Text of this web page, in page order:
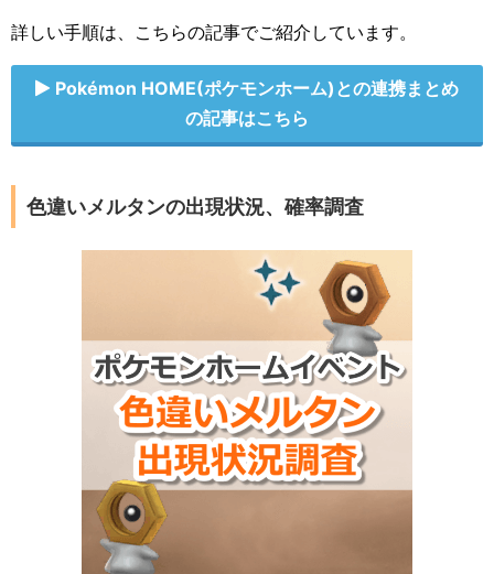
詳しい手順は、こちらの記事でご紹介しています。
Pokémon HOME(ポケモンホーム)との連携まとめ
の記事はこちら
色違いメルタンの出現状況、確率調査